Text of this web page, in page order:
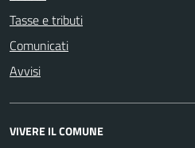
Tasse e tributi
Comunicati
Avvisi
VIVERE IL COMUNE